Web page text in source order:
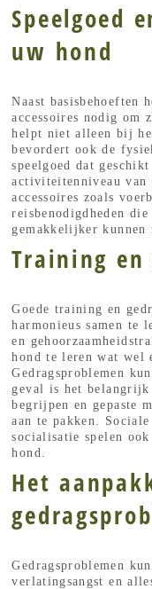
Speelgoed
uw hond
Naast basisbehoeften
accessoires nodig om
helpt niet alleen bij
bevordert ook de
speelgoed dat
activiteitenniveau van
accessoires zoals
reisbenodigdheden
gemakkelijker kunnen
Training en
Goede training en
harmonieus samen te
en
hond te leren wat wel
Gedragsproblemen
geval is het belangrijk
begrijpen en gepaste
aan te pakken.
socialisatie spelen
hond.
Het
Gedragsproblemen
verlatingsangst en